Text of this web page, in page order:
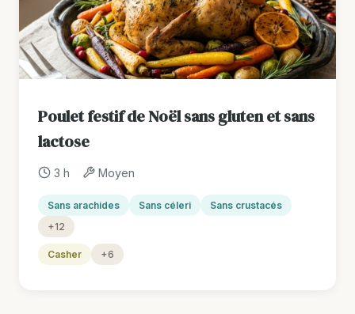
Poulet festif de Noël sans gluten et sans
lactose
3 h Moyen
Sans arachides Sans céleri
Sans crustacés
+12
Casher +6